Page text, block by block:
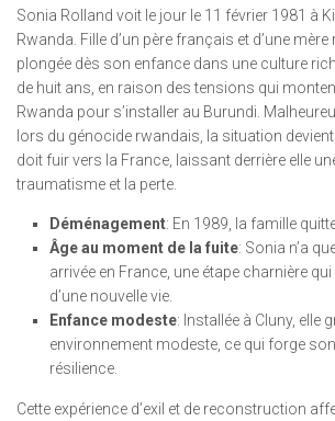
Sonia Rolland voit le jour le 11 février 1981 à
Rwanda. Fille d’un père français et d’une
plongée dès son enfance dans une culture
de huit ans, en raison des tensions qui
Rwanda pour s’installer au Burundi.
lors du génocide rwandais, la situation
doit fuir vers la France, laissant derrière elle
traumatisme et la perte.
Déménagement: En 1989, la famille
Âge au moment de la fuite: Sonia n’a
arrivée en France, une étape charnière
d’une nouvelle vie.
Enfance modeste: Installée à Cluny, elle
environnement modeste, ce qui forge
résilience.
Cette expérience d’exil et de reconstruction